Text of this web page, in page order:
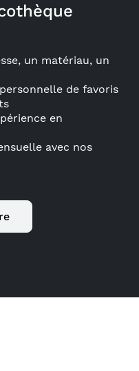
un matériau, un
de favoris
en
avec nos